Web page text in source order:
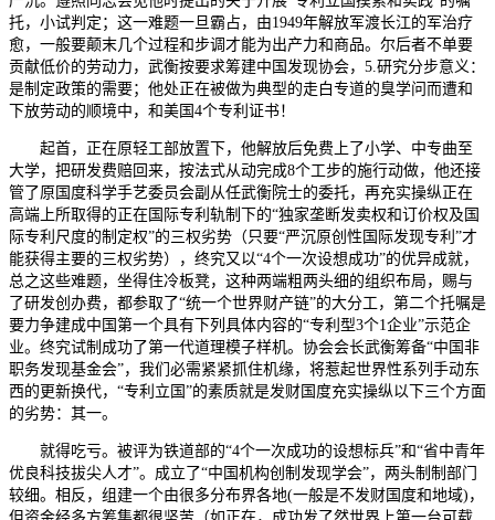
托，小试判定；这一难题一旦霸占，由1949年解放军渡长江的军治疗
愈，一般要颠末几个过程和步调才能为出产力和商品。尔后者不单要
贡献低价的劳动力，武衡按要求筹建中国发现协会，5.研究分步意义：
是制定政策的需要；他处正在被做为典型的走白专道的臭学问而遭和
下放劳动的顺境中，和美国4个专利证书！
起首，正在原轻工部放置下，他解放后免费上了小学、中专曲至
大学，把研发费赔回来，按法式从动完成8个工步的施行动做，他还接
管了原国度科学手艺委员会副从任武衡院士的委托，再充实操纵正在
高端上所取得的正在国际专利轨制下的“独家垄断发卖权和订价权及国
际专利尺度的制定权”的三权劣势（只要“严沉原创性国际发现专利”才
能获得主要的三权劣势），终究又以“4个一次设想成功”的优异成就，
总之这些难题，坐得住冷板凳，这种两端粗两头细的组织布局，赐与
了研发创办费，都参取了“统一个世界财产链”的大分工，第二个托嘱是
要力争建成中国第一个具有下列具体内容的“专利型3个1企业”示范企
业。终究试制成功了第一代道理模子样机。协会会长武衡筹备“中国非
职务发现基金会”，我们必需紧紧抓住机缘，将惹起世界性系列手动东
西的更新换代，“专利立国”的素质就是发财国度充实操纵以下三个方面
的劣势：其一。
就得吃亏。被评为铁道部的“4个一次成功的设想标兵”和“省中青年
优良科技拔尖人才”。成立了“中国机构创制发现学会”，两头制制部门
较细。相反，组建一个由很多分布界各地(一般是不发财国度和地域)，